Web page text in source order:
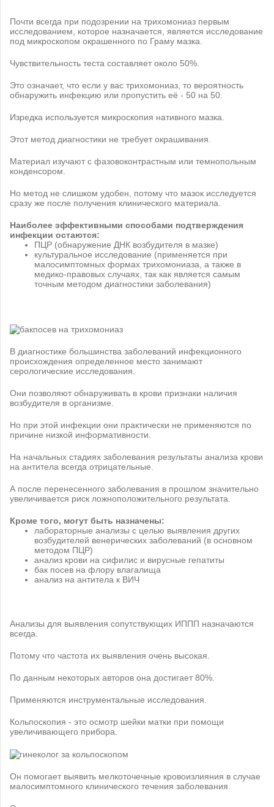
Почти всегда при подозрении на трихомониаз первым
исследованием, которое назначается, является исследование
под микроскопом окрашенного по Граму мазка.
Чувствительность теста составляет около 50%.
Это означает, что если у вас трихомониаз, то вероятность
обнаружить инфекцию или пропустить её - 50 на 50.
Изредка используется микроскопия нативного мазка.
Этот метод диагностики не требует окрашивания.
Материал изучают с фазовоконтрастным или темнопольным
конденсором.
Но метод не слишком удобен, потому что мазок исследуется
сразу же после получения клинического материала.
Наиболее эффективными способами подтверждения
инфекции остаются:
ПЦР (обнаружение ДНК возбудителя в мазке)
культуральное исследование (применяется при
малосимптомных формах трихомониаза, а также в
медико-правовых случаях, так как является самым
точным методом диагностики заболевания)
В диагностике большинства заболеваний инфекционного
происхождения определенное место занимают
серологические исследования.
Они позволяют обнаруживать в крови признаки наличия
возбудителя в организме.
Но при этой инфекции они практически не применяются по
причине низкой информативности.
На начальных стадиях заболевания результаты анализа крови
на антитела всегда отрицательные.
А после перенесенного заболевания в прошлом значительно
увеличивается риск ложноположительного результата.
Кроме того, могут быть назначены:
лабораторные анализы с целью выявления других
возбудителей венерических заболеваний (в основном
методом ПЦР)
анализ крови на сифилис и вирусные гепатиты
бак посев на флору влагалища
анализ на антитела к ВИЧ
Анализы для выявления сопутствующих ИППП назначаются
всегда.
Потому что частота их выявления очень высокая.
По данным некоторых авторов она достигает 80%.
Применяются инструментальные исследования.
Кольпоскопия - это осмотр шейки матки при помощи
увеличивающего прибора.
Он помогает выявить мелкоточечные кровоизлияния в случае
малосимптомного клинического течения заболевания.